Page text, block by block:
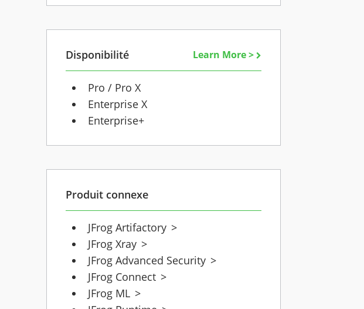
Disponibilité Learn More >
Pro / Pro X
Enterprise X
Enterprise+
Produit connexe
JFrog Artifactory >
JFrog Xray >
JFrog Advanced Security >
JFrog Connect >
JFrog ML >